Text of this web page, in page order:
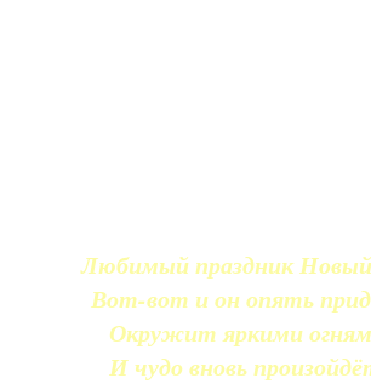
Любимый праздник
Вот-вот и он опять
Окружит яркими
И чудо вновь